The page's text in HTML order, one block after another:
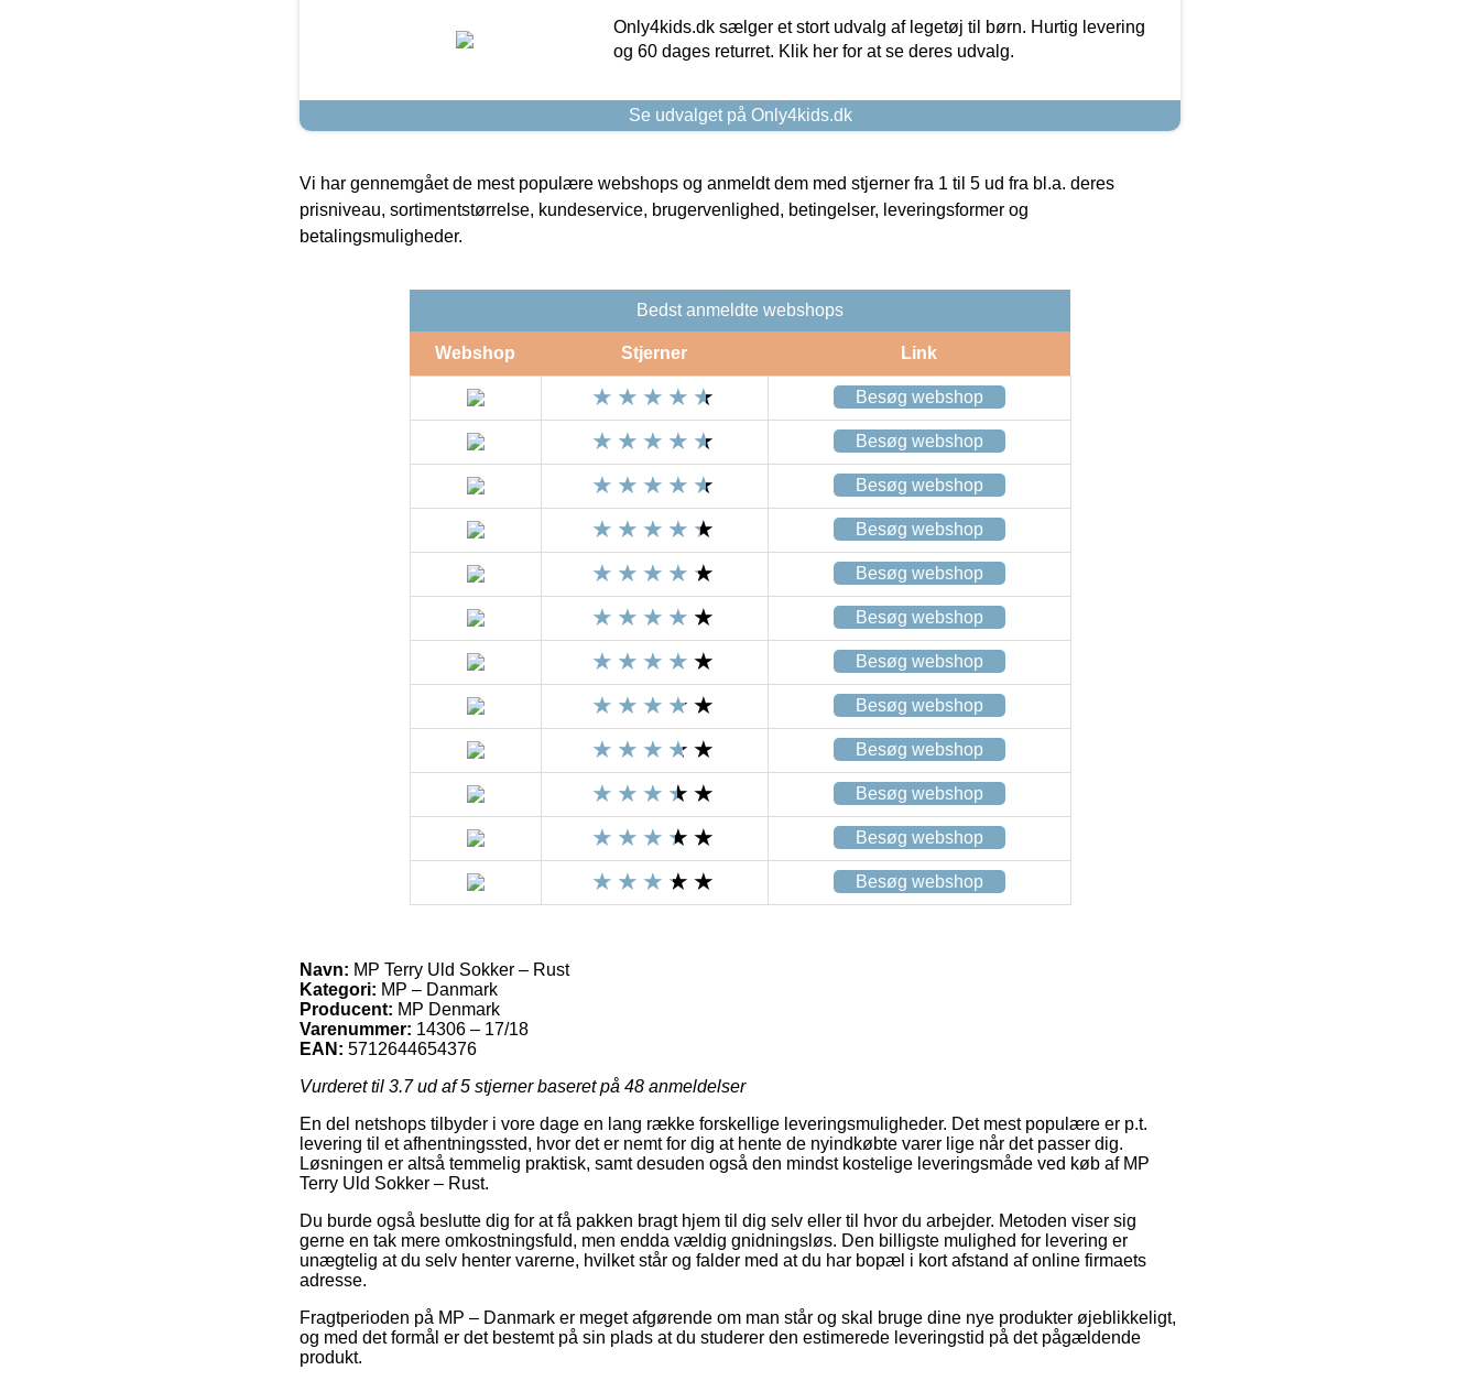
Only4kids.dk sælger et stort udvalg af legetøj til børn. Hurtig levering
og 60 dages returret. Klik her for at se deres udvalg.
Se udvalget på Only4kids.dk
Vi har gennemgået de mest populære webshops og anmeldt dem med stjerner fra 1 til 5 ud fra bl.a. deres
prisniveau, sortimentstørrelse, kundeservice, brugervenlighed, betingelser, leveringsformer og
betalingsmuligheder.
Bedst anmeldte webshops
Webshop Stjerner Link
Besøg webshop
Besøg webshop
Besøg webshop
Besøg webshop
Besøg webshop
Besøg webshop
Besøg webshop
Besøg webshop
Besøg webshop
Besøg webshop
Besøg webshop
Besøg webshop
Navn: MP Terry Uld Sokker – Rust
Kategori: MP – Danmark
Producent: MP Denmark
Varenummer: 14306 – 17/18
EAN: 5712644654376
Vurderet til 3.7ud af 5 stjerner baseret på 48 anmeldelser
En del netshops tilbyder i vore dage en lang række forskellige leveringsmuligheder. Det mest populære er p.t.
levering til et afhentningssted, hvor det er nemt for dig at hente de nyindkøbte varer lige når det passer dig.
Løsningen er altså temmelig praktisk, samt desuden også den mindst kostelige leveringsmåde ved køb af MP
Terry Uld Sokker – Rust.
Du burde også beslutte dig for at få pakken bragt hjem til dig selv eller til hvor du arbejder. Metoden viser sig
gerne en tak mere omkostningsfuld, men endda vældig gnidningsløs. Den billigste mulighed for levering er
unægtelig at du selv henter varerne, hvilket står og falder med at du har bopæl i kort afstand af online firmaets
adresse.
Fragtperioden på MP – Danmark er meget afgørende om man står og skal bruge dine nye produkter øjeblikkeligt,
og med det formål er det bestemt på sin plads at du studerer den estimerede leveringstid på det pågældende
produkt.